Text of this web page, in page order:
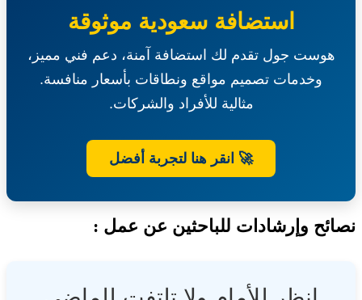
لإنشاء
وتشغيل
مشروع
جناين
نورة-
جامعة
الأميرة
عبدالرحمن
استضافة سعودية موثوقة
هوست جول تقدم لك استضافة آمنة، دعم فني مميز،
وخدمات تصميم مواقع ونطاقات بأسعار منافسة.
مثالية للأفراد والشركات.
🚀 انقر هنا لتجربة أفضل
وإرشادات للباحثين عن عمل :